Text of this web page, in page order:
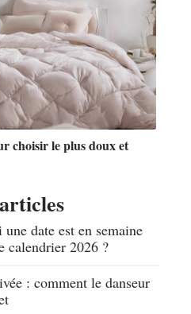
choisir le plus doux et
date est en semaine
calendrier 2026 ?
: comment le danseur